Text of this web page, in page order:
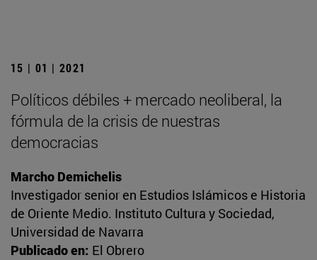
15 | 01 | 2021
Políticos débiles + mercado neoliberal, la
fórmula de la crisis de nuestras
democracias
Marcho Demichelis
Investigador senior en Estudios Islámicos e Historia
de Oriente Medio. Instituto Cultura y Sociedad,
Universidad de Navarra
Publicado en: El Obrero